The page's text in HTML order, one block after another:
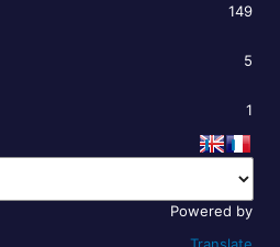
149
5
1
Powered by